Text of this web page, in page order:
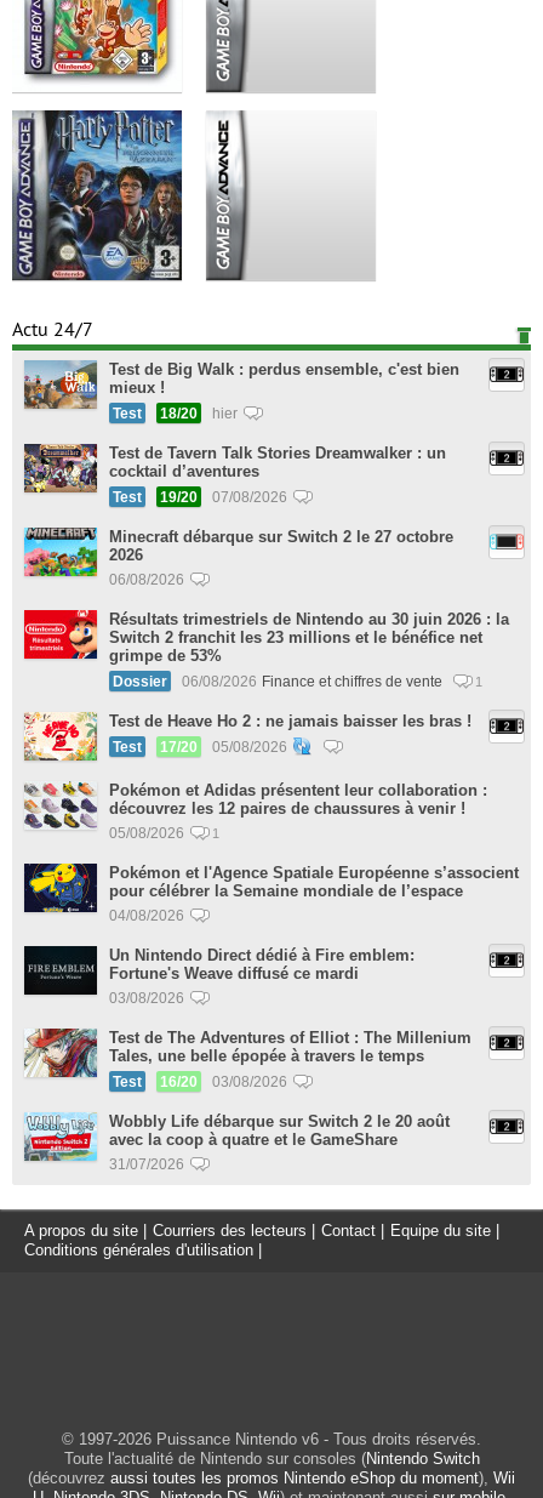
Actu 24/7
Test de Big Walk : perdus ensemble, c'est bien
mieux !
Test 18/20 hier
Test de Tavern Talk Stories Dreamwalker : un
cocktail d’aventures
Test 19/20 07/08/2026
Minecraft débarque sur Switch 2 le 27 octobre
2026
06/08/2026
Résultats trimestriels de Nintendo au 30 juin 2026 : la
Switch 2 franchit les 23 millions et le bénéfice net
grimpe de 53%
Dossier 06/08/2026 Finance et chiffres de vente 1
Test de Heave Ho 2 : ne jamais baisser les bras !
Test 17/20 05/08/2026
Pokémon et Adidas présentent leur collaboration :
découvrez les 12 paires de chaussures à venir !
05/08/2026 1
Pokémon et l'Agence Spatiale Européenne s’associent
pour célébrer la Semaine mondiale de l’espace
04/08/2026
Un Nintendo Direct dédié à Fire emblem:
Fortune's Weave diffusé ce mardi
03/08/2026
Test de The Adventures of Elliot : The Millenium
Tales, une belle épopée à travers le temps
Test 16/20 03/08/2026
Wobbly Life débarque sur Switch 2 le 20 août
avec la coop à quatre et le GameShare
31/07/2026
A propos du site Courriers des lecteurs Contact Equipe du site
Conditions générales d'utilisation
© 1997-2026 Puissance Nintendo v6 - Tous droits réservés.
Toute l'actualité de Nintendo sur consoles (Nintendo Switch
(découvrez aussi toutes les promos Nintendo eShop du moment), Wii